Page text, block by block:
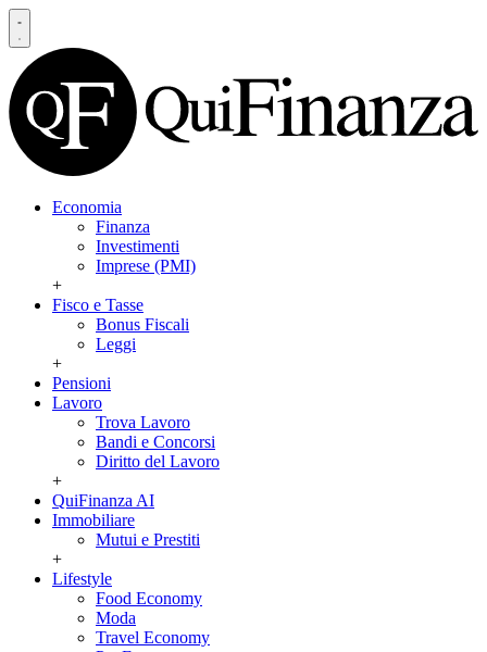
Economia
Finanza
Investimenti
Imprese (PMI)
+
Fisco e Tasse
Bonus Fiscali
Leggi
+
Pensioni
Lavoro
Trova Lavoro
Bandi e Concorsi
Diritto del Lavoro
+
QuiFinanza AI
Immobiliare
Mutui e Prestiti
+
Lifestyle
Food Economy
Moda
Travel Economy